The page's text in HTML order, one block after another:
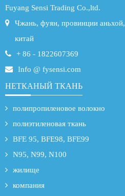
Fuyang Sensi Trading Co.,ltd.
Чжань, фуян, провинции аньхой,
китай
+ 86 - 1822607369
Info @ fysensi.com
НЕТКАНЫЙ ТКАНЬ
полипропиленовое волокно
полиэтиленовая ткань
BFE 95, BFE98, BFE99
N95, N99, N100
жилище
компания